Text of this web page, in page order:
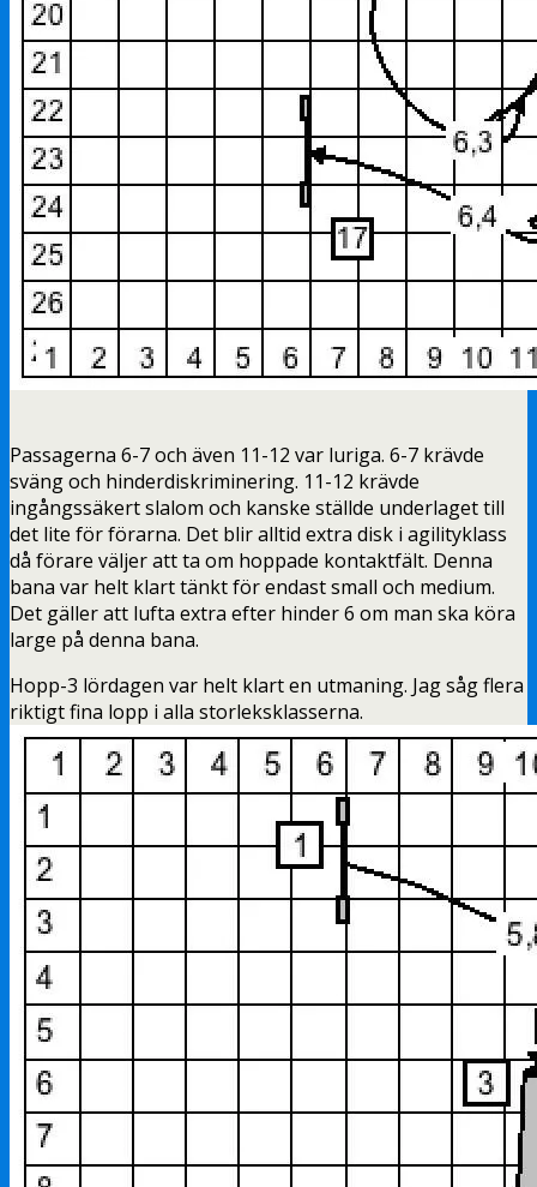
Passagerna 6-7 och även 11-12 var luriga. 6-7 krävde
sväng och hinderdiskriminering. 11-12 krävde
ingångssäkert slalom och kanske ställde underlaget till
det lite för förarna. Det blir alltid extra disk i agilityklass
då förare väljer att ta om hoppade kontaktfält. Denna
bana var helt klart tänkt för endast small och medium.
Det gäller att lufta extra efter hinder 6 om man ska köra
large på denna bana.
Hopp-3 lördagen var helt klart en utmaning. Jag såg flera
riktigt fina lopp i alla storleksklasserna.